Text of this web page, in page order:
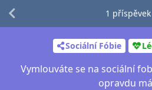
Sociální Fóbie
Vymlouváte se na sociální
opravdu
1 příspěvek